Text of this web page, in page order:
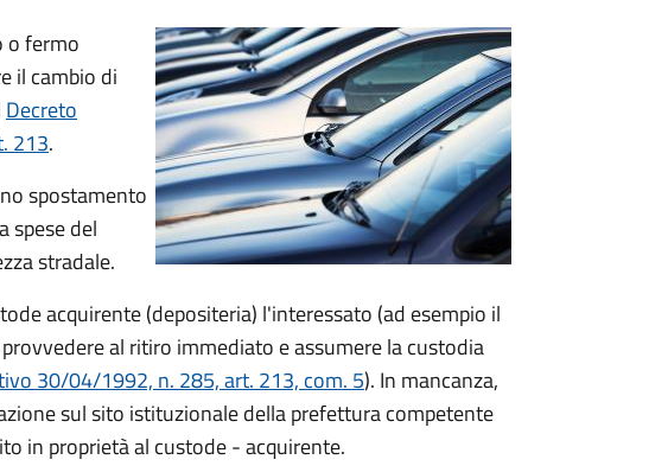
o fermo
il cambio di
Decreto
213.
spostamento
spese del
stradale.
acquirente (depositeria) l'interessato (ad esempio il
al ritiro immediato e assumere la custodia
30/04/1992, n. 285, art. 213, com. 5). In mancanza,
sul sito istituzionale della prefettura competente
in proprietà al custode - acquirente.